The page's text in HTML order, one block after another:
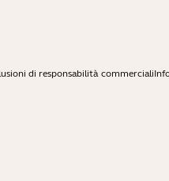
di responsabilità commerciali